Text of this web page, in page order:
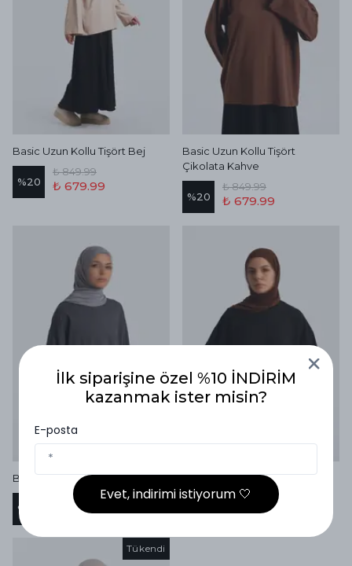
Basic Uzun Kollu Tişört Bej
%20
₺ 849.99
₺ 679.99
Basic Uzun Kollu Tişört
Çikolata Kahve
%20
₺ 849.99
₺ 679.99
Basic Uzun Kollu Tişört Füme
%
₺ 849.99
₺ 679.99
Basic Uzun Kollu Tişört Siyah
₺ 849.99
₺ 679.99
Tükendi
İlk siparişine özel %10 İNDİRİM
kazanmak ister misin?
E-posta
Evet, indirimi istiyorum 🤍